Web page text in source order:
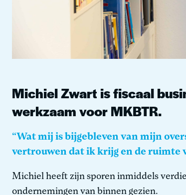
Michiel Zwart is fiscaal
werkzaam voor MKBTR.
“Wat mij is bijgebleven van mijn
vertrouwen dat ik krijg en de ruimte
Michiel heeft zijn sporen inmiddels
ondernemingen van binnen gezien.